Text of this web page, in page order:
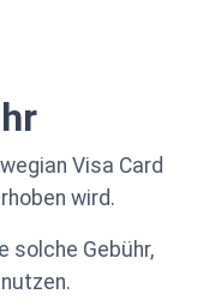
Visa Card
wird.
solche Gebühr,